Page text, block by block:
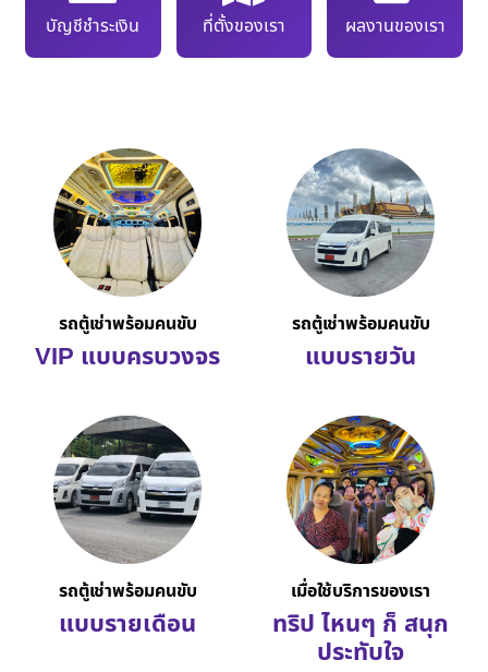
บัญชีชำระเงิน ที่ตั้งของเรา ผลงานของเรา
รถตู้เช่าพร้อมคนขับ
VIP แบบครบวงจร
รถตู้เช่าพร้อมคนขับ
แบบรายวัน
รถตู้เช่าพร้อมคนขับ
แบบรายเดือน
เมื่อใช้บริการของเรา
ทริป ไหนๆ ก็ สนุก
ประทับใจ